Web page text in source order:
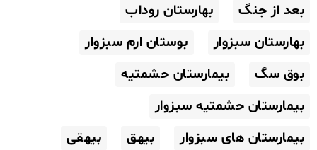
بعد از جنگ
بهارستان روداب
بهارستان سبزوار
بوستان ارم سبزوار
بوق سگ
بیمارستان حشمتیه
بیمارستان حشمتیه سبزوار
بیمارستان های سبزوار
بیهق
بیهقی